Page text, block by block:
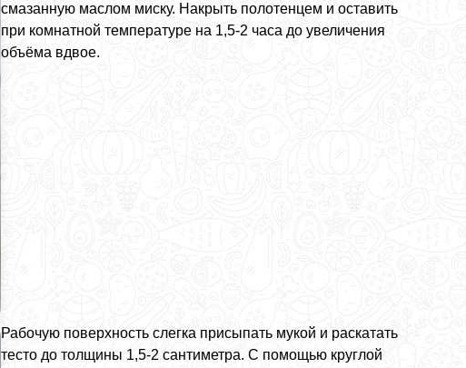
смазанную маслом миску. Накрыть полотенцем и оставить
при комнатной температуре на 1,5-2 часа до увеличения
объёма вдвое.
Рабочую поверхность слегка присыпать мукой и раскатать
тесто до толщины 1,5-2 сантиметра. С помощью круглой